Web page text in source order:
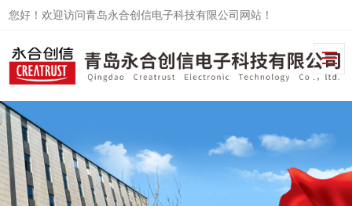
您好！欢迎访问青岛永合创信电子科技有限公司网站！